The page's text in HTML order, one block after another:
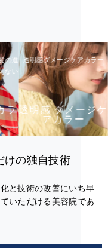
の進
ない
ラ
透明感ダメージケアカラー
透明感 ダメージケ
アカラー
けの独自技術
と技術の改善にいち早
いただける美容院であ